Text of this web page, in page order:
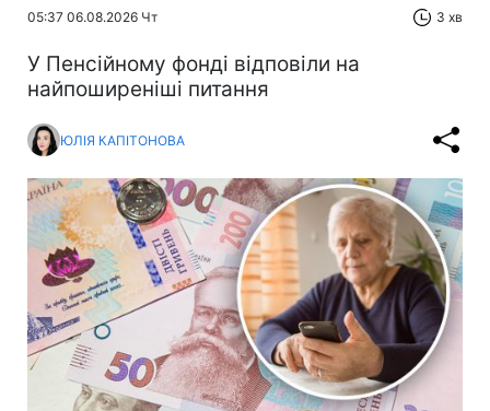
05:37 06.08.2026 Чт 3 хв
У Пенсійному фонді відповіли на
найпоширеніші питання
ЮЛІЯ КАПІТОНОВА